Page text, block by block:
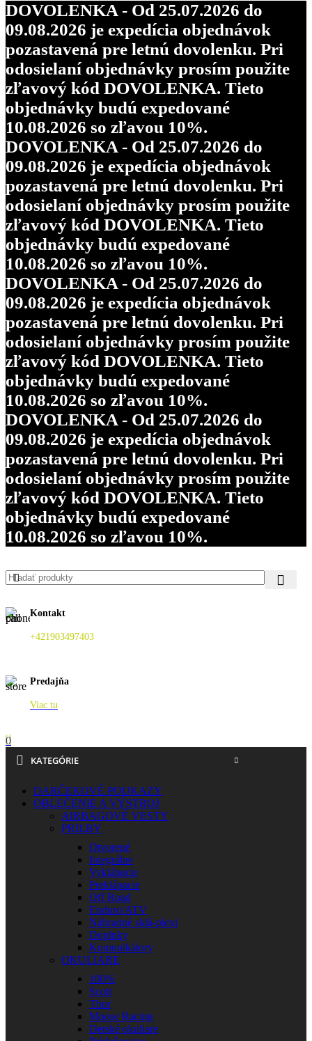
DOVOLENKA - Od 25.07.2026 do
09.08.2026 je expedícia objednávok
pozastavená pre letnú dovolenku. Pri
odosielaní objednávky prosím použite
zľavový kód DOVOLENKA. Tieto
objednávky budú expedované
10.08.2026 so zľavou 10%.
DOVOLENKA - Od 25.07.2026 do
09.08.2026 je expedícia objednávok
pozastavená pre letnú dovolenku. Pri
odosielaní objednávky prosím použite
zľavový kód DOVOLENKA. Tieto
objednávky budú expedované
10.08.2026 so zľavou 10%.
DOVOLENKA - Od 25.07.2026 do
09.08.2026 je expedícia objednávok
pozastavená pre letnú dovolenku. Pri
odosielaní objednávky prosím použite
zľavový kód DOVOLENKA. Tieto
objednávky budú expedované
10.08.2026 so zľavou 10%.
DOVOLENKA - Od 25.07.2026 do
09.08.2026 je expedícia objednávok
pozastavená pre letnú dovolenku. Pri
odosielaní objednávky prosím použite
zľavový kód DOVOLENKA. Tieto
objednávky budú expedované
10.08.2026 so zľavou 10%.
Kontakt
+421903497403
Predajňa
Viac tu
0
KATEGÓRIE
DARČEKOVÉ POUKAZY
OBLEČENIE A VÝSTROJ
AIRBAGOVÉ VESTY
PRILBY
Otvorené
Integrálne
Vyklápacie
Preklápacie
Off Road
Enduro/ATV
Náhradné sklá-plexi
Doplnky
Komunikátory
OKULIARE
100%
Scott
Thor
Moose Racing
Detské okuliare